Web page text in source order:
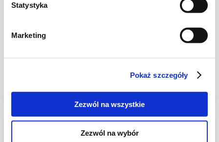
Statystyka
Marketing
Pokaż szczegóły
Zezwól na wszystkie
Zezwól na wybór
DRÓB
karmelizowanymi pomidorkami
2335 kcal